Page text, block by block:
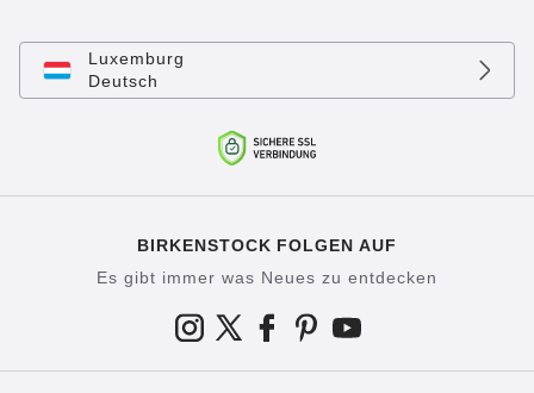
Luxemburg
Deutsch
BIRKENSTOCK FOLGEN AUF
Es gibt immer was Neues zu entdecken